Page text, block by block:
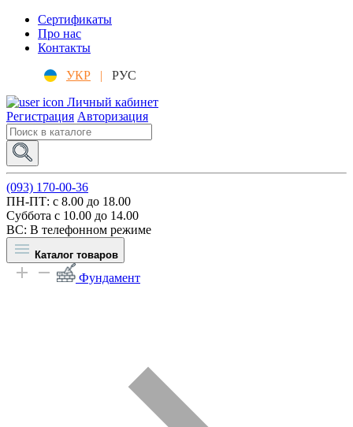
Сертификаты
Про нас
Контакты
УКР |
РУС
Личный кабинет
Регистрация Авторизация
(093) 170-00-36
ПН-ПТ: c 8.00 до 18.00
Суббота с 10.00 до 14.00
ВС: В телефонном режиме
Каталог товаров
Фундамент